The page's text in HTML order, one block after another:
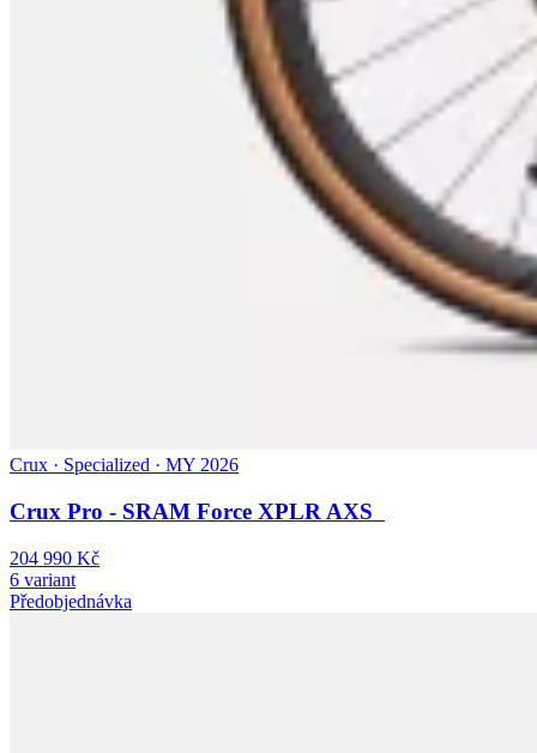
Crux · Specialized · MY 2026
Crux Pro - SRAM Force XPLR AXS
204 990 Kč
6 variant
Předobjednávka